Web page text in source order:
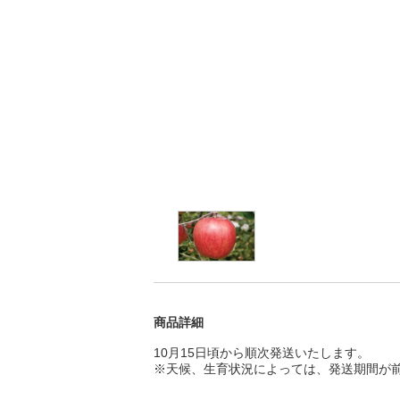
商品詳細
10月15日頃から順次発送いたします。
※天候、生育状況によっては、発送期間が